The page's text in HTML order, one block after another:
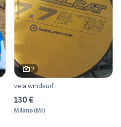
2
vela windsurf
130 €
Milano(MI)